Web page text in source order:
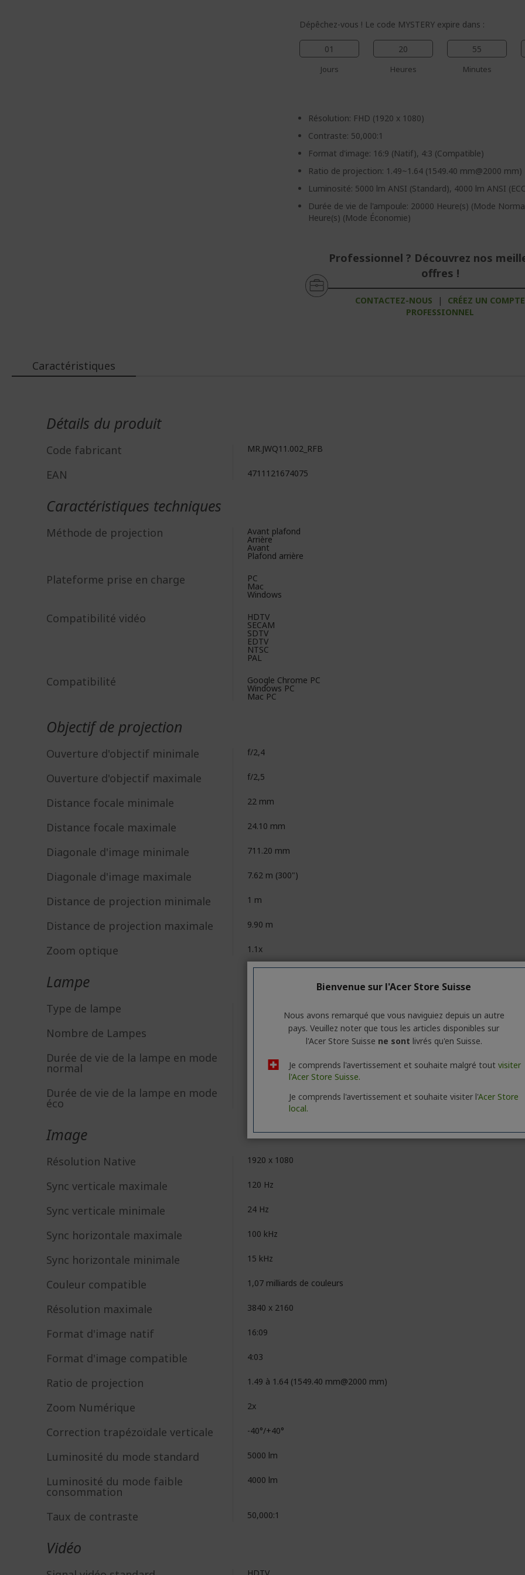
Dépêchez-vous ! Le code MYSTERY expire dans :
01
Jours
20
Heures
55
Minutes
Résolution: FHD (1920 x 1080)
Contraste: 50,000:1
Format d'image: 16:9 (Natif), 4:3 (Compatible)
Ratio de projection: 1.49~1.64 (1549.40 mm@2000 mm)
Luminosité: 5000 lm ANSI (Standard), 4000 lm ANSI
Durée de vie de l'ampoule: 20000 Heure(s) (Mode
Heure(s) (Mode Économie)
Professionnel ? Découvrez nos
offres !
CONTACTEZ-NOUS |
CRÉEZ UN COMPTE
PROFESSIONNEL
Caractéristiques
Détails du produit
Code fabricant MR.JWQ11.002_RFB
EAN 4711121674075
Caractéristiques techniques
Méthode de projection Avant plafond
Arrière
Avant
Plafond arrière
Plateforme prise en charge PC
Mac
Windows
Compatibilité vidéo HDTV
SECAM
SDTV
EDTV
NTSC
PAL
Compatibilité Google Chrome PC
Windows PC
Mac PC
Objectif de projection
Ouverture d'objectif minimale f/2,4
Ouverture d'objectif maximale f/2,5
Distance focale minimale 22 mm
Distance focale maximale 24.10 mm
Diagonale d'image minimale 711.20 mm
Diagonale d'image maximale 7.62 m (300")
Distance de projection minimale 1 m
Distance de projection maximale 9.90 m
Zoom optique 1.1x
Lampe
Type de lampe
Nombre de Lampes
Durée de vie de la lampe en mode
normal
Durée de vie de la lampe en mode
éco
30000 Heure(s)
Image
Résolution Native 1920 x 1080
Sync verticale maximale 120 Hz
Sync verticale minimale 24 Hz
Sync horizontale maximale 100 kHz
Sync horizontale minimale 15 kHz
Couleur compatible 1,07 milliards de couleurs
Résolution maximale 3840 x 2160
Format d'image natif 16:09
Format d'image compatible 4:03
Ratio de projection 1.49 à 1.64 (1549.40 mm@2000 mm)
Zoom Numérique 2x
Correction trapézoïdale verticale -40°/+40°
Luminosité du mode standard 5000 lm
Luminosité du mode faible
consommation
4000 lm
Taux de contraste 50,000:1
Vidéo
Bienvenue sur l'Acer Store Suisse
Nous avons remarqué que vous naviguiez depuis un autre
pays. Veuillez noter que tous les articles disponibles sur
l'Acer Store Suisse ne sont livrés qu'en Suisse.
Je comprends l'avertissement et souhaite malgré tout visiter
l'Acer Store Suisse.
Je comprends l'avertissement et souhaite visiter l'Acer Store
local.